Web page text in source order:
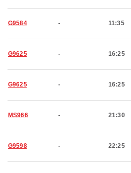
G9584 - 11:35
G9625 - 16:25
G9625 - 16:25
MS966 - 21:30
G9598 - 22:25